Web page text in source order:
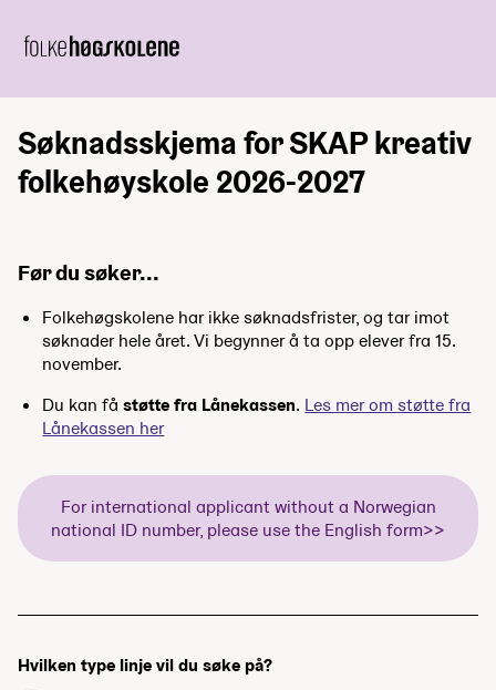
Søknadsskjema for SKAP kreativ
folkehøyskole 2026-2027
Før du søker...
Folkehøgskolene har ikke søknadsfrister, og tar imot
søknader hele året. Vi begynner å ta opp elever fra 15.
november.
Du kan fåstøtte fra Lånekassen. Les mer om støtte fra
Lånekassen her
For international applicant without a Norwegian
national ID number, please use the English form>>
Hvilken type linje vil du søke på?